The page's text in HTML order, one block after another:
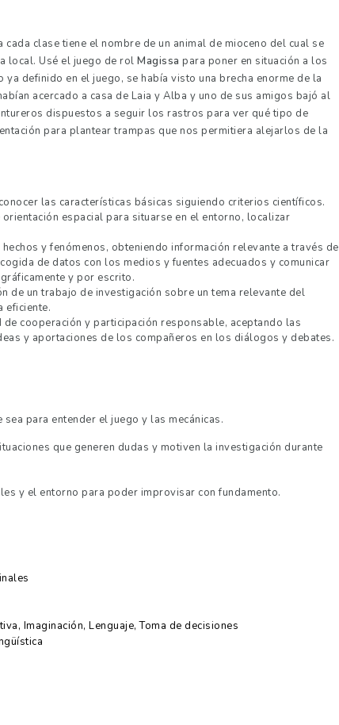
cada clase tiene el nombre de un animal de mioceno del cual se
local. Usé el juego de rolMagissa para poner en situación a los
ya definido en el juego, se había visto una brecha enorme de la
acercado a casa de Laia y Alba y uno de sus amigos bajó al
dispuestos a seguir los rastros para ver qué tipo de
para plantear trampas que nos permitiera alejarlos de la
las características básicas siguiendo criterios científicos.
espacial para situarse en el entorno, localizar
y fenómenos, obteniendo información relevante a través de
de datos con los medios y fuentes adecuados y comunicar
y por escrito.
de un trabajo de investigación sobre un tema relevante del
eficiente.
cooperación y participación responsable, aceptando las
y aportaciones de los compañeros en los diálogos y debates.
para entender el juego y las mecánicas.
que generen dudas y motiven la investigación durante
y el entorno para poder improvisar con fundamento.
Imaginación, Lenguaje, Toma de decisiones